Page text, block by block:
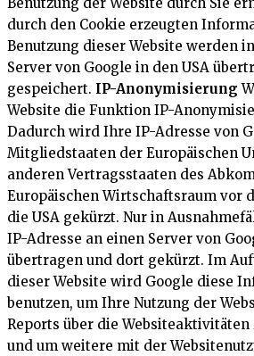
durch den Cookie erzeugten
Benutzung dieser Website werden
Server von Google in den USA
gespeichert. IP-Anonymisierung
Website die Funktion IP-
Dadurch wird Ihre IP-Adresse von
Mitgliedstaaten der Europäischen
anderen Vertragsstaaten des
Europäischen Wirtschaftsraum vor
die USA gekürzt. Nur in
IP-Adresse an einen Server von
übertragen und dort gekürzt. Im
dieser Website wird Google diese
benutzen, um Ihre Nutzung der
Reports über die
und um weitere mit der